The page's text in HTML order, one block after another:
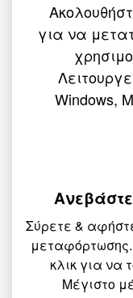
για να
Windows,
Σύρετε &
κλικ για να
Μέγιστο